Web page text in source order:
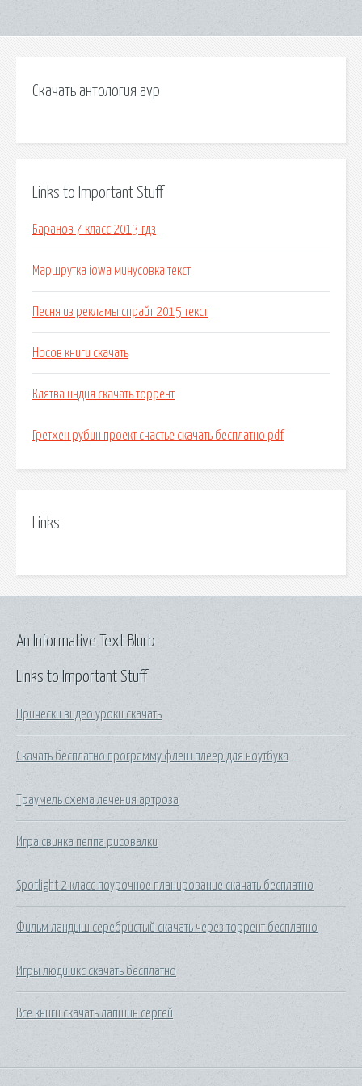
Скачать антология avp
Links to Important Stuff
Баранов 7 класс 2013 гдз
Маршрутка iowa минусовка текст
Песня из рекламы спрайт 2015 текст
Носов книги скачать
Клятва индия скачать торрент
Гретхен рубин проект счастье скачать бесплатно pdf
Links
Links to Important Stuff
Прически видео уроки скачать
Скачать бесплатно программу флеш плеер для ноутбука
Траумель схема лечения артроза
Игра свинка пеппа рисовалки
Spotlight 2 класс поурочное планирование скачать бесплатно
Фильм ландыш серебристый скачать через торрент бесплатно
Игры люди икс скачать бесплатно
Все книги скачать лапшин сергей
An Informative Text Blurb